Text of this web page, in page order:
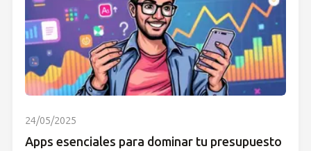
24/05/2025
Apps esenciales para dominar tu presupuesto